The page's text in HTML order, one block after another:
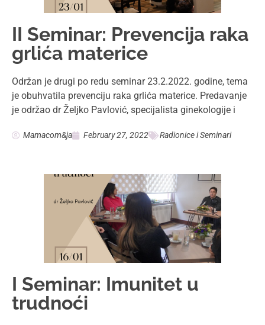
II Seminar: Prevencija raka
grlića materice
Održan je drugi po redu seminar 23.2.2022. godine, tema
je obuhvatila prevenciju raka grlića materice. Predavanje
je održao dr Željko Pavlović, specijalista ginekologije i
Mamacom&ja February 27, 2022 Radionice i Seminari
I Seminar: Imunitet u
trudnoći